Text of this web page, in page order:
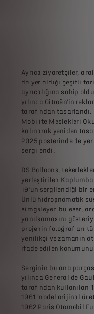
Ayrıca ziyaretçiler,
da yer aldığı çeşitli
ayrıcalığına sahip
yılında Citroën'in
tarafından tasarlandı.
Mobilite Meslekleri
kalınarak yeniden
2025 posterinde de
sergilendi.
DS Balloons,
yerleştirilen
19'un sergilendiği bir
Ünlü hidropnömatik
simgeleyen bu eser,
yanılsamasını
projenin fotoğrafları
yenilikçi ve zamanın
ifade edilen
Serginin bu ana
yılında General de
tarafından kullanılan
1961 model orijinal
1962 Paris Otomobil